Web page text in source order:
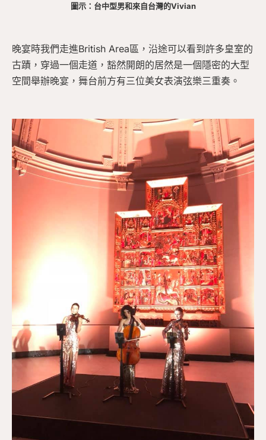
圖示：台中型男和來自台灣的Vivian
晚宴時我們走進British Area區，沿途可以看到許多皇室的
古蹟，穿過一個走道，豁然開朗的居然是一個隱密的大型
空間舉辦晚宴，舞台前方有三位美女表演弦樂三重奏。